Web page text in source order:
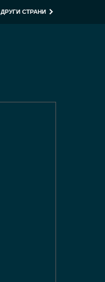
ДРУГИ СТРАНИ